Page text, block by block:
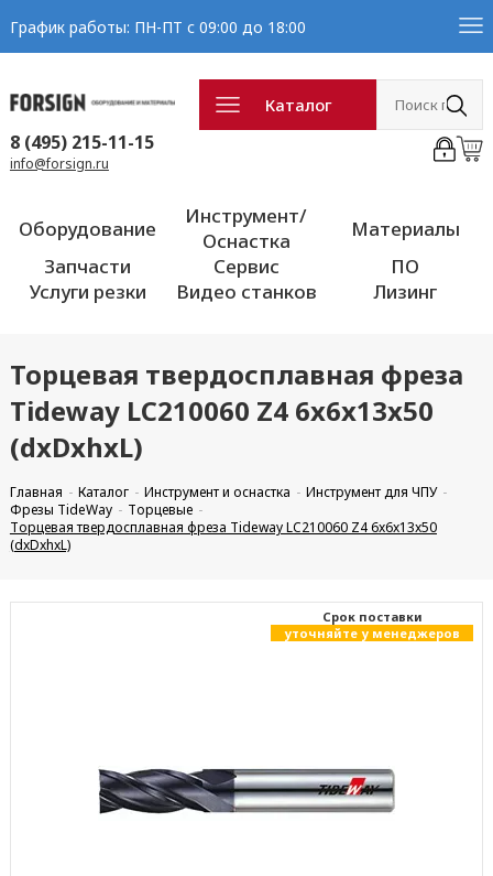
График работы: ПН-ПТ с 09:00 до 18:00
Каталог
8 (495) 215-11-15
info@forsign.ru
Оборудование
Инструмент/
Оснастка
Материалы
Запчасти
Сервис
ПО
Услуги резки
Видео станков Лизинг
Торцевая твердосплавная фреза
Tideway LC210060 Z4 6x6x13x50
(dxDxhxL)
Главная Каталог Инструмент и оснастка
Инструмент для ЧПУ
Фрезы TideWay
Торцевые
Торцевая твердосплавная фреза Tideway LC210060 Z4 6x6x13x50
(dxDxhxL)
Cрок поставки
уточняйте у менеджеров